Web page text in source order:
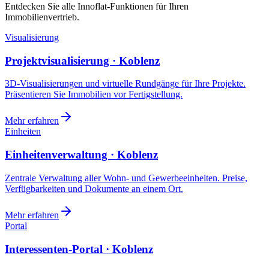
Entdecken Sie alle Innoflat-Funktionen für Ihren
Immobilienvertrieb.
Visualisierung
Projektvisualisierung · Koblenz
3D-Visualisierungen und virtuelle Rundgänge für Ihre Projekte.
Präsentieren Sie Immobilien vor Fertigstellung.
Mehr erfahren
Einheiten
Einheitenverwaltung · Koblenz
Zentrale Verwaltung aller Wohn- und Gewerbeeinheiten. Preise,
Verfügbarkeiten und Dokumente an einem Ort.
Mehr erfahren
Portal
Interessenten-Portal · Koblenz